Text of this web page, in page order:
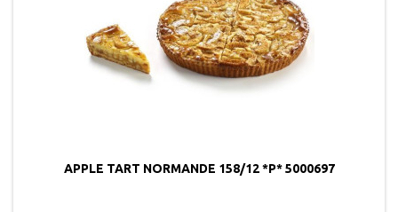
APPLE TART NORMANDE 158/12 *P* 5000697